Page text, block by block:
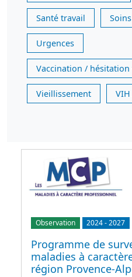
Santé travail
Urgences
Vaccination / hésitation
Vieillissement
Observation 2024-2027
Programme de
maladies à
région Provence-